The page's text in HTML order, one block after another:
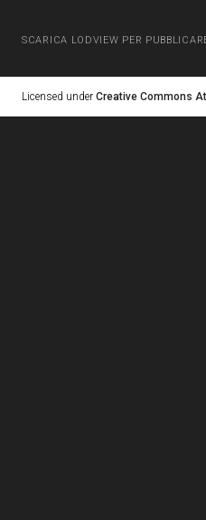
SCARICA LODVIEW PER
Licensed under Creative Commons